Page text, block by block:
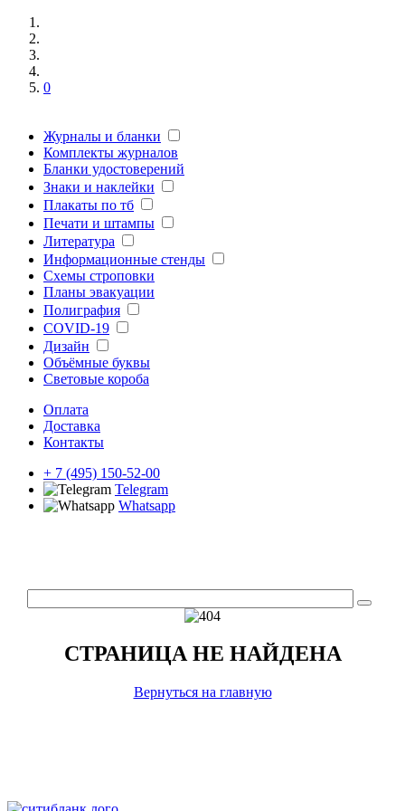
0
Журналы и бланки
Комплекты журналов
Бланки удостоверений
Знаки и наклейки
Плакаты по тб
Печати и штампы
Литература
Информационные стенды
Схемы строповки
Планы эвакуации
Полиграфия
COVID-19
Дизайн
Объёмные буквы
Световые короба
Оплата
Доставка
Контакты
+ 7 (495) 150-52-00
Telegram
Whatsapp
СТРАНИЦА НЕ НАЙДЕНА
Вернуться на главную